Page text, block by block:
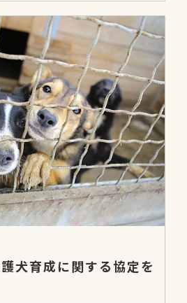
犬育成に関する協定を